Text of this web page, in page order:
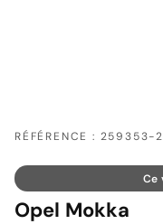
RÉFÉRENCE :
Ce
Opel Mokka